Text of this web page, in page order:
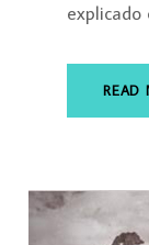
explicado
READ